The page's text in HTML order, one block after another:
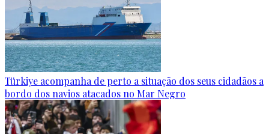
Türkiye acompanha de perto a situação dos seus cidadãos a
bordo dos navios atacados no Mar Negro